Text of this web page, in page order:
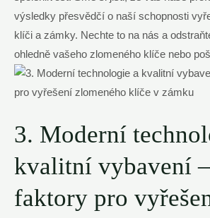
výsledky přesvědčí o naší schopnosti
klíči a zámky. Nechte to na nás a
ohledně vašeho zlomeného klíče nebo
3. Moderní
kvalitní vybavení
faktory pro